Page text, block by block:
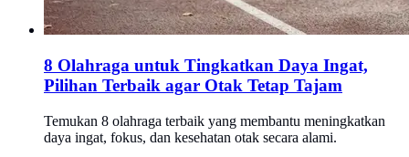
8 Olahraga untuk Tingkatkan Daya Ingat,
Pilihan Terbaik agar Otak Tetap Tajam
Temukan 8 olahraga terbaik yang membantu meningkatkan
daya ingat, fokus, dan kesehatan otak secara alami.